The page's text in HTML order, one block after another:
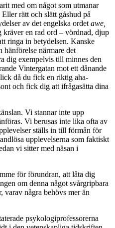
med om något som utmanar
rätt och slätt gåshud på
av det engelska ordet awe,
kräver en rad ord – vördnad, djup
ringa in betydelsen. Kanske
hänförelse närmare det
dig exempelvis till minnes den
Vintergatan mot ett dånande
då du fick en riktig aha-
och fick dig att ifrågasätta dina
Vi stannar inte upp
Vi berusas inte lika ofta av
ställs in till förmån för
upplevelserna som faktiskt
vi sitter med näsan i
för förundran, att låta dig
om denna något svårgripbara
varav några behövs mer än
psykologiprofessorerna